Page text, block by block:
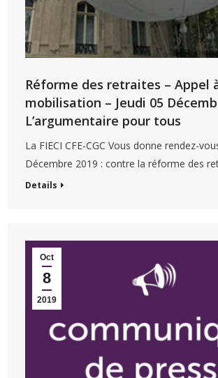
Réforme des retraites – Appel
mobilisation – Jeudi 05
L’argumentaire pour tous
La FIECI CFE-CGC Vous donne rendez-
Décembre 2019 : contre la réforme des
Details
Oct
8
2019